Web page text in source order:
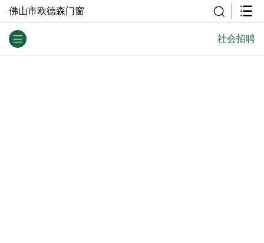
佛山市欧德森门窗
社会招聘